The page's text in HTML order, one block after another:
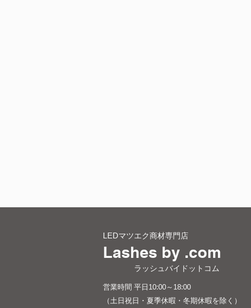
LEDマツエク商材専門店
Lashes by .com
​ ラッシュバイドットコム
営業時間 平日10:00～18:00
（土日祝日・夏季休暇・冬期休暇を除く）